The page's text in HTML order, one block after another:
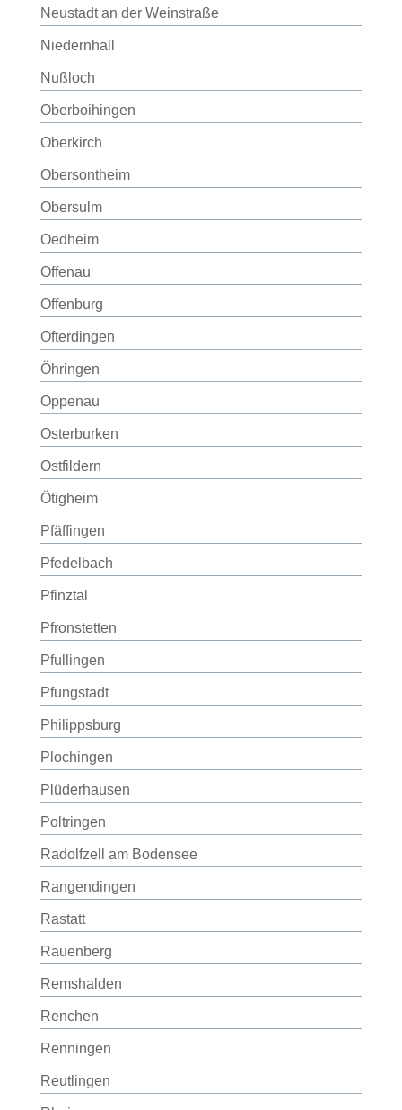
Neustadt an der Weinstraße
Niedernhall
Nußloch
Oberboihingen
Oberkirch
Obersontheim
Obersulm
Oedheim
Offenau
Offenburg
Ofterdingen
Öhringen
Oppenau
Osterburken
Ostfildern
Ötigheim
Pfäffingen
Pfedelbach
Pfinztal
Pfronstetten
Pfullingen
Pfungstadt
Philippsburg
Plochingen
Plüderhausen
Poltringen
Radolfzell am Bodensee
Rangendingen
Rastatt
Rauenberg
Remshalden
Renchen
Renningen
Reutlingen